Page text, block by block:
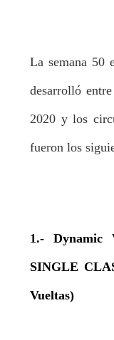
La semana 50
desarrolló
2020 y los
fueron los
1.-
SINGLE
Vueltas)